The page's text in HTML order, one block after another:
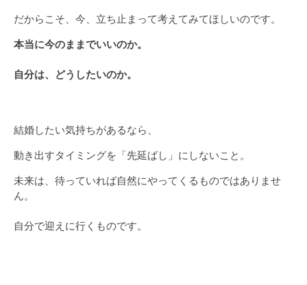
だからこそ、今、立ち止まって考えてみてほしいのです。
本当に今のままでいいのか。
自分は、どうしたいのか。
結婚したい気持ちがあるなら、
動き出すタイミングを「先延ばし」にしないこと。
未来は、待っていれば自然にやってくるものではありませ
ん。
自分で迎えに行くものです。